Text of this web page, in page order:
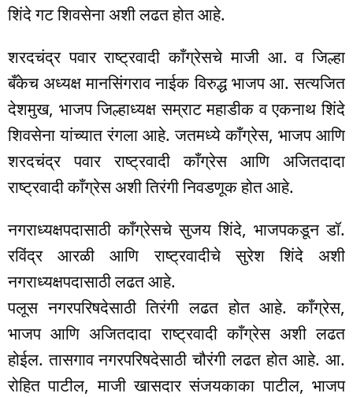
शिंदे गट शिवसेना अशी लढत होत आहे.
शरदचंद्र पवार राष्ट्रवादी काँग्रेसचे माजी आ. व जिल्हा
बँकेच अध्यक्ष मानसिंगराव नाईक विरुद्ध भाजप आ. सत्यजित
देशमुख, भाजप जिल्हाध्यक्ष सम्राट महाडीक व एकनाथ शिंदे
शिवसेना यांच्यात रंगला आहे. जतमध्ये काँग्रेस, भाजप आणि
शरदचंद्र पवार राष्ट्रवादी काँग्रेस आणि अजितदादा
राष्ट्रवादी काँग्रेस अशी तिरंगी निवडणूक होत आहे.
नगराध्यक्षपदासाठी काँग्रेसचे सुजय शिंदे, भाजपकडून डॉ.
रविंद्र आरळी आणि राष्ट्रवादीचे सुरेश शिंदे अशी
नगराध्यक्षपदासाठी लढत आहे.
पलूस नगरपरिषदेसाठी तिरंगी लढत होत आहे. काँग्रेस,
भाजप आणि अजितदादा राष्ट्रवादी काँग्रेस अशी लढत
होईल. तासगाव नगरपरिषदेसाठी चौरंगी लढत होत आहे. आ.
रोहित पाटील, माजी खासदार संजयकाका पाटील, भाजप